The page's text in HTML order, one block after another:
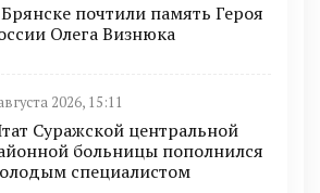
почтили память Героя
Олега Визнюка
2026, 15:11
Суражской центральной
больницы пополнился
специалистом